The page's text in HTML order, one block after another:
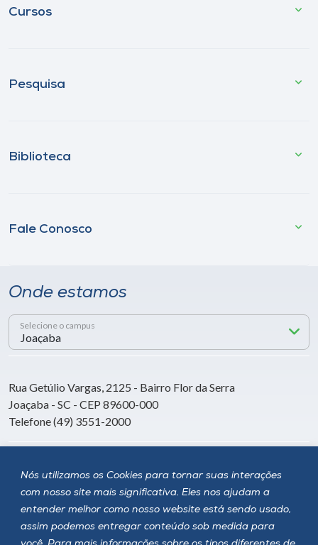
Nós utilizamos os Cookies para tornar suas interações
com nosso site mais significativa. Eles nos ajudam a
entender melhor como nosso website está sendo usado,
assim podemos entregar conteúdo sob medida para
Cursos
Pesquisa
Biblioteca
Fale Conosco
Onde estamos
Selecione o campus
Rua Getúlio Vargas, 2125 - Bairro Flor da Serra
Joaçaba - SC - CEP 89600-000
Telefone (49) 3551-2000
Siga a Unoesc